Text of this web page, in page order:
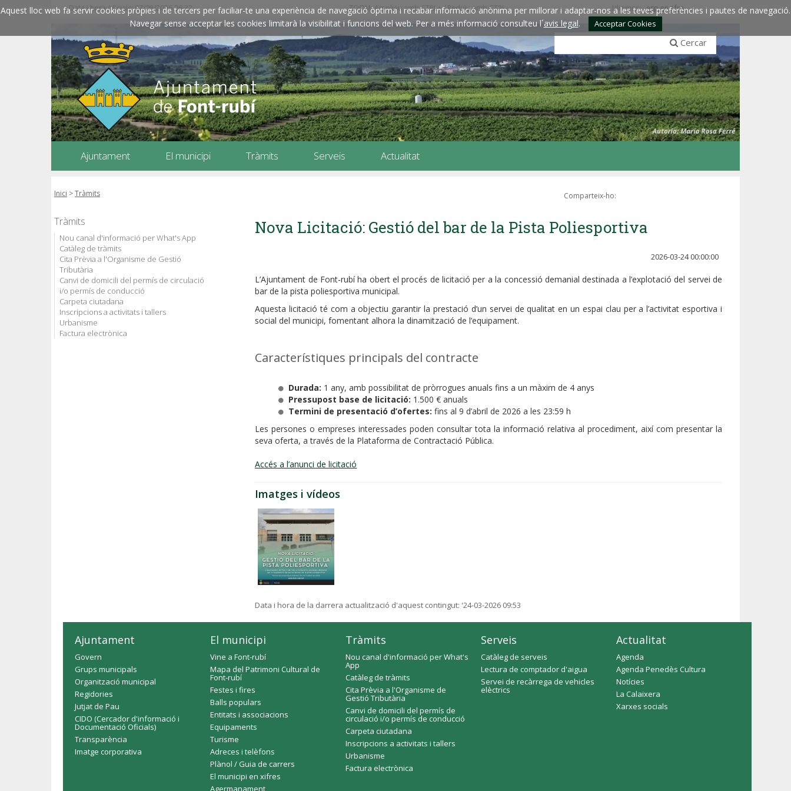
Aquest lloc web fa servir cookies pròpies i de tercers per faciliar-te una experiència de navegació òptima i recabar informació anònima per millorar i adaptar-nos a les teves preferències i pautes de navegació.
Navegar sense acceptar les cookies limitarà la visibilitat i funcions del web. Per a més informació consulteu l´avis legal. Acceptar Cookies
Data i hora oficials: 07/08/2026 06:32 ZOOM: Amplieu amb CTRL+ / Reduïu amb CTRL- Idiomes:esp engfra
Cercar
Ajuntament El municipi Tràmits Serveis Actualitat
Inici >Tràmits Comparteix-ho:
Tràmits
Nou canal d'informació per What's App
Catàleg de tràmits
Cita Prèvia a l'Organisme de Gestió
Tributària
Canvi de domicili del permís de circulació
i/o permís de conducció
Carpeta ciutadana
Inscripcions a activitats i tallers
Urbanisme
Factura electrònica
Nova Licitació: Gestió del bar de la Pista Poliesportiva
2026-03-24 00:00:00
L’Ajuntament de Font-rubí ha obert el procés de licitació per a la concessió demanial destinada a l’explotació del servei de
bar de la pista poliesportiva municipal.
Aquesta licitació té com a objectiu garantir la prestació d’un servei de qualitat en un espai clau per a l’activitat esportiva i
social del municipi, fomentant alhora la dinamització de l’equipament.
Característiques principals del contracte
Durada: 1 any, amb possibilitat de pròrrogues anuals fins a un màxim de 4 anys
Pressupost base de licitació: 1.500 € anuals
Termini de presentació d’ofertes: fins al 9 d’abril de 2026 a les 23:59 h
Les persones o empreses interessades poden consultar tota la informació relativa al procediment, així com presentar la
seva oferta, a través de la Plataforma de Contractació Pública.
Accés a l’anunci de licitació
Imatges i vídeos
Data i hora de la darrera actualització d'aquest contingut: '24-03-2026 09:53
Ajuntament
Govern
Grups municipals
Organització municipal
Regidories
Jutjat de Pau
CIDO (Cercador d'informació i
Documentació Oficials)
Transparència
Imatge corporativa
El municipi
Vine a Font-rubí
Mapa del Patrimoni Cultural de
Font-rubí
Festes i fires
Balls populars
Entitats i associacions
Equipaments
Turisme
Adreces i telèfons
Plànol / Guia de carrers
El municipi en xifres
Agermanament
Tràmits
Nou canal d'informació per What's
App
Catàleg de tràmits
Cita Prèvia a l'Organisme de
Gestió Tributària
Canvi de domicili del permís de
circulació i/o permís de conducció
Carpeta ciutadana
Inscripcions a activitats i tallers
Urbanisme
Factura electrònica
Serveis
Catàleg de serveis
Lectura de comptador d'aigua
Servei de recàrrega de vehicles
elèctrics
Actualitat
Agenda
Agenda Penedès Cultura
Notícies
La Calaixera
Xarxes socials